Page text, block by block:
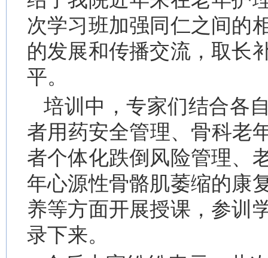
次学习班加强同仁之间的
的发展和传播交流，取长
平。
培训中，专家们结合各
者用药安全管理、骨科老
者个体化跌倒风险管理、
年心源性骨骼肌萎缩的康
养等方面开展授课，参训
录下来。